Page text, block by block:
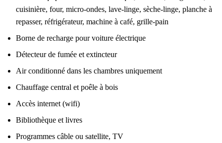
cuisinière, four, micro-ondes, lave-linge, sèche-linge, planche à
repasser, réfrigérateur, machine à café, grille-pain
Borne de recharge pour voiture électrique
Détecteur de fumée et extincteur
Air conditionné dans les chambres uniquement
Chauffage central et poêle à bois
Accès internet (wifi)
Bibliothèque et livres
Programmes câble ou satellite, TV